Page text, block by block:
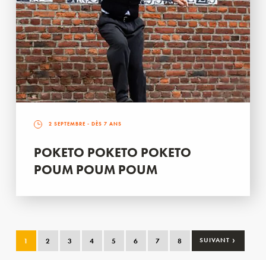
2 SEPTEMBRE - DÈS 7 ANS
POKETO POKETO POKETO
POUM POUM POUM
1 2 3 4 5 6 7 8 SUIVANT ›